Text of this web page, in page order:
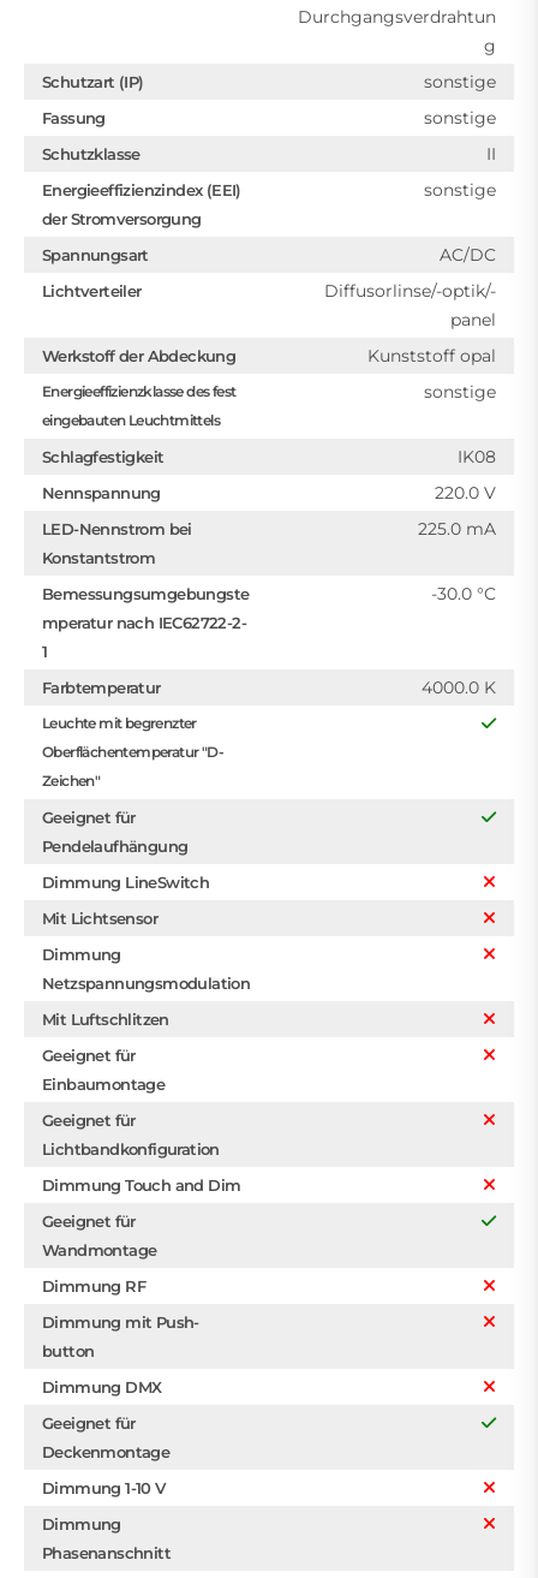
Durchgangsverdrahtun
g
Schutzart (IP) sonstige
Fassung sonstige
Schutzklasse II
Energieeffizienzindex (EEI)
der Stromversorgung
sonstige
Spannungsart AC/DC
Lichtverteiler
Diffusorlinse/-optik/-
panel
Werkstoff der Abdeckung Kunststoff opal
Energieeffizienzklasse des fest
eingebauten Leuchtmittels
sonstige
Schlagfestigkeit IK08
Nennspannung 220.0 V
LED-Nennstrom bei
Konstantstrom
225.0 mA
Bemessungsumgebungste
mperatur nach IEC62722-2-
1
-30.0 °C
Farbtemperatur 4000.0 K
Leuchte mit begrenzter
Oberflächentemperatur "D-
Zeichen"
Geeignet für
Pendelaufhängung
Dimmung LineSwitch
Mit Lichtsensor
Dimmung
Netzspannungsmodulation
Mit Luftschlitzen
Geeignet für
Einbaumontage
Geeignet für
Lichtbandkonfiguration
Dimmung Touch and Dim
Geeignet für
Wandmontage
Dimmung RF
Dimmung mit Push-
button
Dimmung DMX
Geeignet für
Deckenmontage
Dimmung 1-10 V
Dimmung
Phasenanschnitt